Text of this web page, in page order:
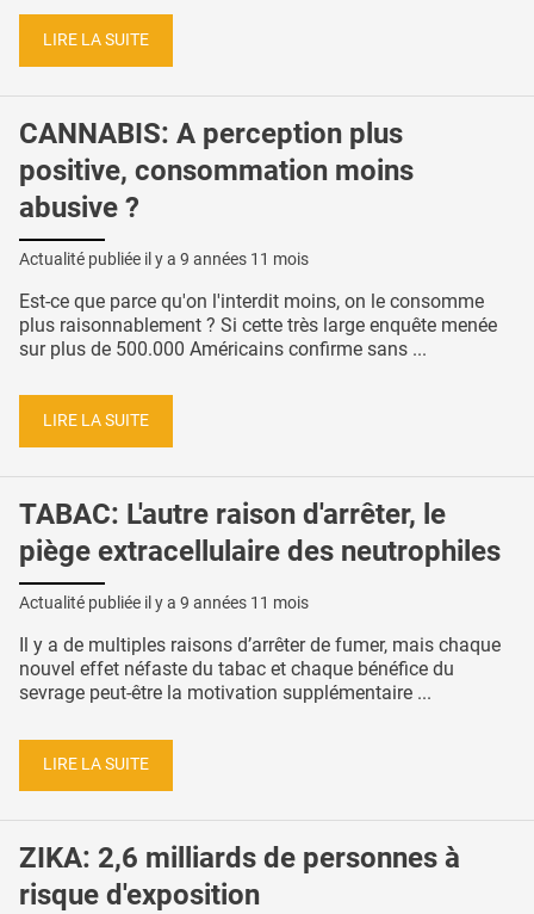
LIRE LA SUITE
CANNABIS: A perception plus
positive, consommation moins
abusive ?
Actualité publiée il y a 9 années 11 mois
Est-ce que parce qu'on l'interdit moins, on le consomme
plus raisonnablement ? Si cette très large enquête menée
sur plus de 500.000 Américains confirme sans ...
LIRE LA SUITE
TABAC: L'autre raison d'arrêter, le
piège extracellulaire des neutrophiles
Actualité publiée il y a 9 années 11 mois
Il y a de multiples raisons d’arrêter de fumer, mais chaque
nouvel effet néfaste du tabac et chaque bénéfice du
sevrage peut-être la motivation supplémentaire ...
LIRE LA SUITE
ZIKA: 2,6 milliards de personnes à
risque d'exposition